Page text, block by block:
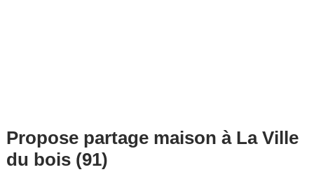
Propose partage maison à La Ville
du bois (91)